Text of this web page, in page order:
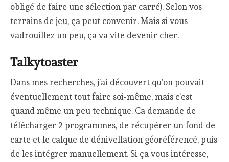
obligé de faire une sélection par carré). Selon vos
terrains de jeu, ça peut convenir. Mais si vous
vadrouillez un peu, ça va vite devenir cher.
Talkytoaster
Dans mes recherches, j’ai découvert qu’on pouvait
éventuellement tout faire soi-même, mais c’est
quand même un peu technique. Ca demande de
télécharger 2 programmes, de récupérer un fond de
carte et le calque de dénivellation géoréférencé, puis
de les intégrer manuellement. Si ça vous intéresse,